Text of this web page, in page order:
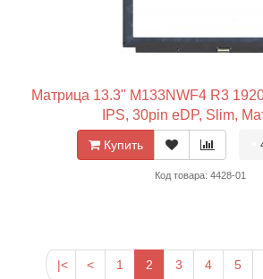
Матрица 13.3" M133NWF4 R3
IPS, 30pin eDP, Slim,
Купить
Код товара: 4428-01
|< < 1 2 3 4 5